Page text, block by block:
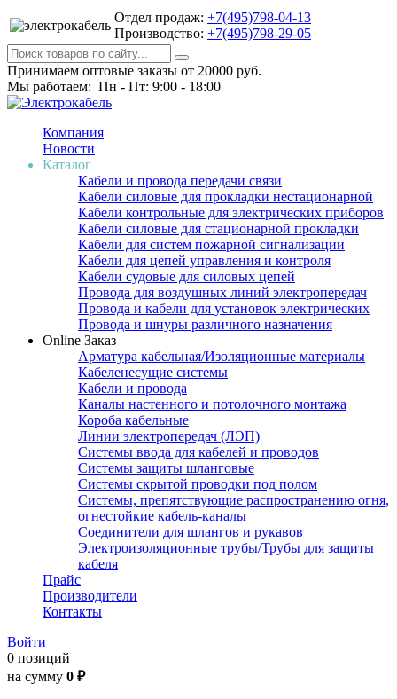
Отдел продаж: +7(495)798-04-13
Производство: +7(495)798-29-05
Принимаем оптовые заказы от 20000 руб.
Мы работаем: Пн - Пт: 9:00 - 18:00
Компания
Новости
Каталог
Кабели и провода передачи связи
Кабели силовые для прокладки нестационарной
Кабели контрольные для электрических приборов
Кабели силовые для стационарной прокладки
Кабели для систем пожарной сигнализации
Кабели для цепей управления и контроля
Кабели судовые для силовых цепей
Провода для воздушных линий электропередач
Провода и кабели для установок электрических
Провода и шнуры различного назначения
Online Заказ
Арматура кабельная/Изоляционные материалы
Кабеленесущие системы
Кабели и провода
Каналы настенного и потолочного монтажа
Короба кабельные
Линии электропередач (ЛЭП)
Системы ввода для кабелей и проводов
Системы защиты шланговые
Системы скрытой проводки под полом
Системы, препятствующие распространению огня,
огнестойкие кабель-каналы
Соединители для шлангов и рукавов
Электроизоляционные трубы/Трубы для защиты
кабеля
Прайс
Производители
Контакты
Войти
0 позиций
на сумму 0 ₽